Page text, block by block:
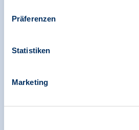
Präferenzen
Statistiken
Marketing
Action
BDP-Bericht 2024: